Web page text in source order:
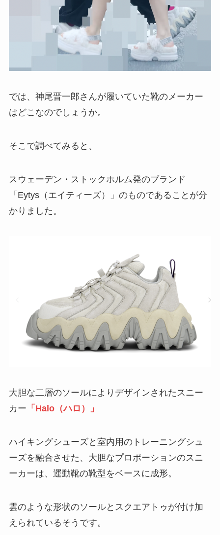
では、神尾晋一郎さんが履いていた靴のメーカー
はどこなのでしょうか。
そこで調べてみると、
スウェーデン・ストックホルム発のブランド
「Eytys（エイティーズ）」のものであることが分
かりました。
大胆な二層のソールによりデザインされたスニー
カー 「Halo（ハロ）」
ハイキングシューズと室内用のトレーニングシュ
ーズを融合させた、大胆なプロポーションのスニ
ーカーは、運動靴の靴型をベースに成形。
雲のような形状のソールとスクエアトゥが付け加
えられているそうです。